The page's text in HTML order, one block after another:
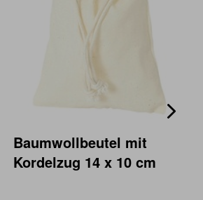
Baumwollbeutel mit
Kordelzug 14 x 10 cm